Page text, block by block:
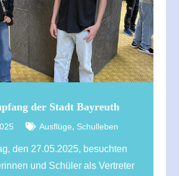
der Stadt Bayreuth
Ausflüge, Schulleben
den 27.05.2025, besuchten
und Schüler als Vertreter